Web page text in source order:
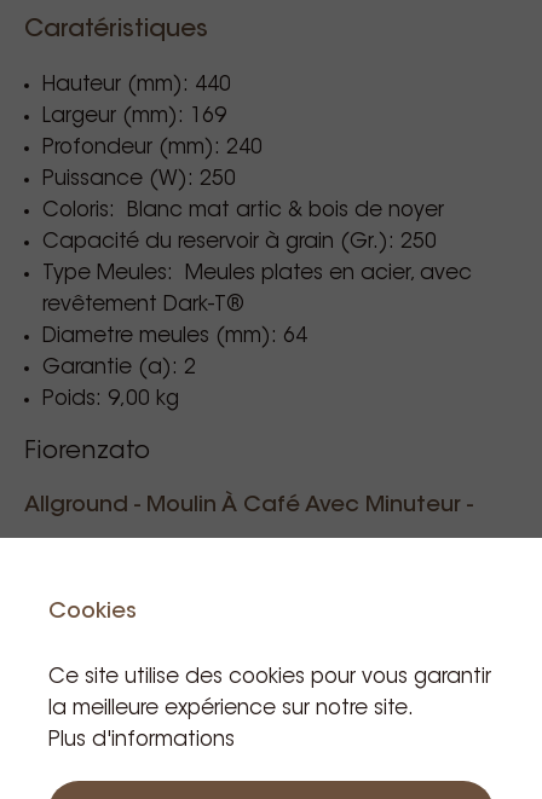
Type de mesure des doses: En
Dagelijkse
capaciteit:
par jour
Type d'utilisation: Pour la maison
Caratéristiques
Hauteur (mm): 440
Largeur (mm): 169
Profondeur (mm): 240
Puissance (W): 250
Coloris: Blanc mat artic & bois de noyer
Capacité du reservoir à grain (Gr.): 250
Type Meules: Meules plates en acier, avec
revêtement Dark-T®
Diametre meules (mm): 64
Garantie (a): 2
Poids: 9,00 kg
Fiorenzato
Allground - Moulin À Café Avec Minuteur -
925,95 €
Cookies
Ce site utilise des cookies pour vous garantir
la meilleure expérience sur notre site.
Plus d'informations